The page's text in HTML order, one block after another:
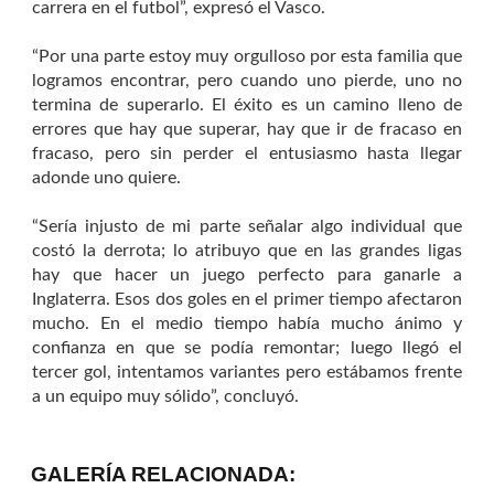
carrera en el futbol”, expresó el Vasco.
“Por una parte estoy muy orgulloso por esta familia que
logramos encontrar, pero cuando uno pierde, uno no
termina de superarlo. El éxito es un camino lleno de
errores que hay que superar, hay que ir de fracaso en
fracaso, pero sin perder el entusiasmo hasta llegar
adonde uno quiere.
“Sería injusto de mi parte señalar algo individual que
costó la derrota; lo atribuyo que en las grandes ligas
hay que hacer un juego perfecto para ganarle a
Inglaterra. Esos dos goles en el primer tiempo afectaron
mucho. En el medio tiempo había mucho ánimo y
confianza en que se podía remontar; luego llegó el
tercer gol, intentamos variantes pero estábamos frente
a un equipo muy sólido”, concluyó.
GALERÍA RELACIONADA: